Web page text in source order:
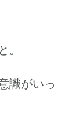
。
識がいっ